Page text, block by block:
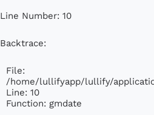
Line Number: 10
Backtrace:
File:
/home/lullifyapp/lullify/
Line: 10
Function: gmdate